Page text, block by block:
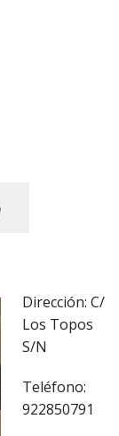
Dirección: C/
Los Topos
S/N
Teléfono:
922850791